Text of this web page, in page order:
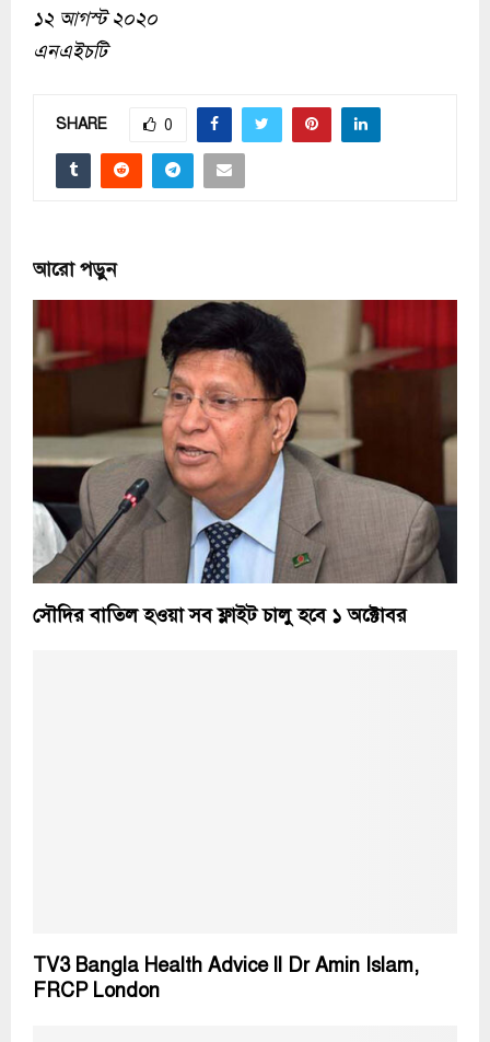
১২ আগস্ট ২০২০
এনএইচটি
SHARE 0
আরো পড়ুন
সৌদির বাতিল হওয়া সব ফ্লাইট চালু হবে ১ অক্টোবর
TV3 Bangla Health Advice ll Dr Amin Islam,
FRCP London